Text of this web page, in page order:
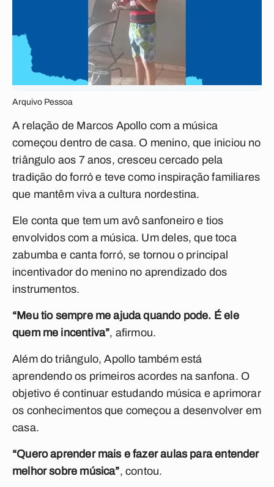
Arquivo Pessoa
A relação de Marcos Apollo com a música
começou dentro de casa. O menino, que iniciou no
triângulo aos 7 anos, cresceu cercado pela
tradição do forró e teve como inspiração familiares
que mantêm viva a cultura nordestina.
Ele conta que tem um avô sanfoneiro e tios
envolvidos com a música. Um deles, que toca
zabumba e canta forró, se tornou o principal
incentivador do menino no aprendizado dos
instrumentos.
“Meu tio sempre me ajuda quando pode. É ele
quem me incentiva”, afirmou.
Além do triângulo, Apollo também está
aprendendo os primeiros acordes na sanfona. O
objetivo é continuar estudando música e aprimorar
os conhecimentos que começou a desenvolver em
casa.
“Quero aprender mais e fazer aulas para entender
melhor sobre música”, contou.